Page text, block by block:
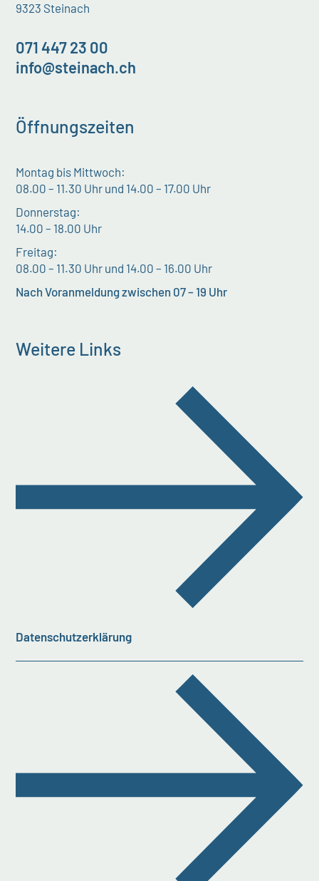
9323 Steinach
071 447 23 00
info@steinach.ch
Öffnungszeiten
Montag bis Mittwoch:
08.00 – 11.30 Uhr und 14.00 – 17.00 Uhr
Donnerstag:
14.00 – 18.00 Uhr
Freitag:
08.00 – 11.30 Uhr und 14.00 – 16.00 Uhr
Nach Voranmeldung zwischen 07 – 19 Uhr
Weitere Links
Datenschutzerklärung